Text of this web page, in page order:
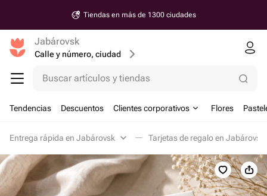
Tiendas en más de 1300 ciudades
Jabárovsk
Calle y número, ciudad
Buscar artículos y tiendas
Tendencias Descuentos Clientes corporativos Flores
Entrega rápida en Jabárovsk Tarjetas de regalo en Jabárovsk